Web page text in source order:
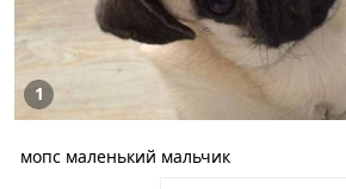
1
мопс маленький мальчик